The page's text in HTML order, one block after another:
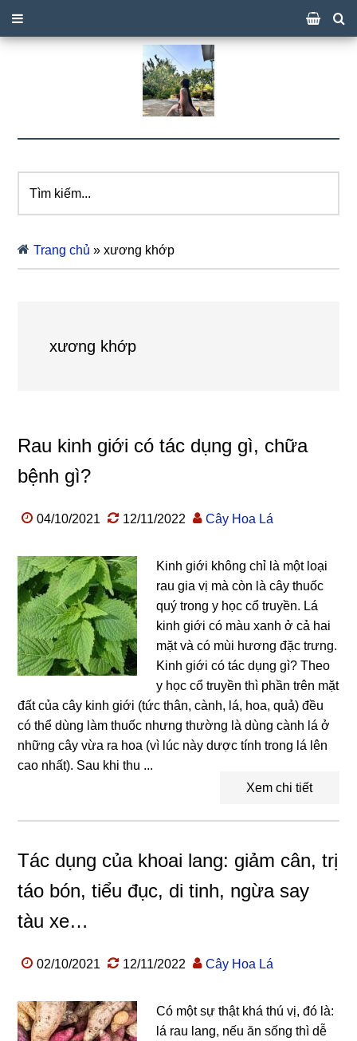
kiếm...
Trang chủ »xương khớp
xương khớp
Rau kinh giới có tác dụng gì, chữa
bệnh gì?
04/10/2021 12/11/2022 Cây Hoa Lá
Kinh giới không chỉ là một loại
rau gia vị mà còn là cây thuốc
quý trong y học cổ truyền. Lá
kinh giới có màu xanh ở cả hai
mặt và có mùi hương đặc trưng.
Kinh giới có tác dụng gì? Theo
y học cổ truyền thì phần trên mặt
đất của cây kinh giới (tức thân, cành, lá, hoa, quả) đều
có thể dùng làm thuốc nhưng thường là dùng cành lá ở
những cây vừa ra hoa (vì lúc này dược tính trong lá lên
cao nhất). Sau khi thu ...
Xem chi tiết
Tác dụng của khoai lang: giảm cân, trị
táo bón, tiểu đục, di tinh, ngừa say
tàu xe…
02/10/2021 12/11/2022 Cây Hoa Lá
Có một sự thật khá thú vị, đó là:
lá rau lang, nếu ăn sống thì dễ